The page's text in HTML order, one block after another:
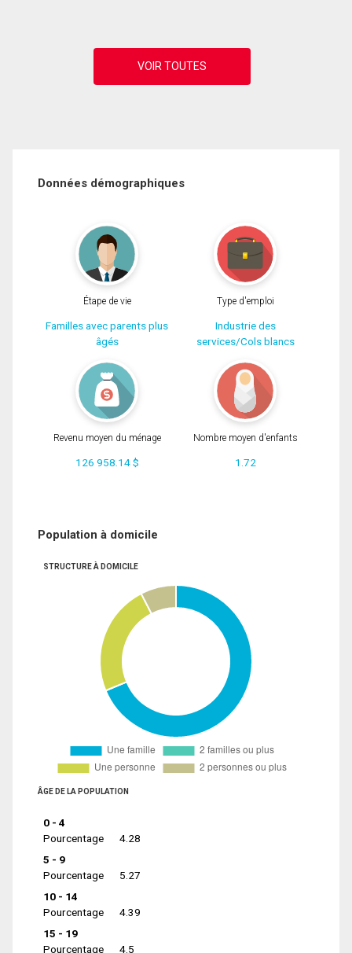
Données démographiques
Étape de vie
Familles avec parents plus
âgés
Type d'emploi
Industrie des
services/Cols blancs
Revenu moyen du ménage
126 958.14 $
Nombre moyen d'enfants
1.72
Population à domicile
STRUCTURE À DOMICILE
ÂGE DE LA POPULATION
0 - 4
Pourcentage
4.28
5 - 9
Pourcentage
5.27
10 - 14
Pourcentage
4.39
15 - 19
Pourcentage
4.5